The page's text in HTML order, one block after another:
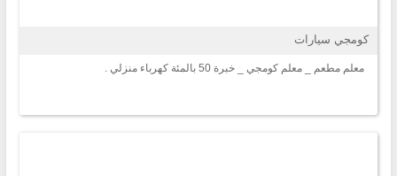
كومجي سيارات
معلم مطعم _ معلم كومجي _ خبرة 50 بالمئة كهرباء منزلي .